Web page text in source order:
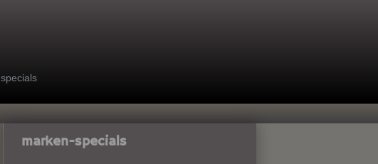
specials
marken-specials